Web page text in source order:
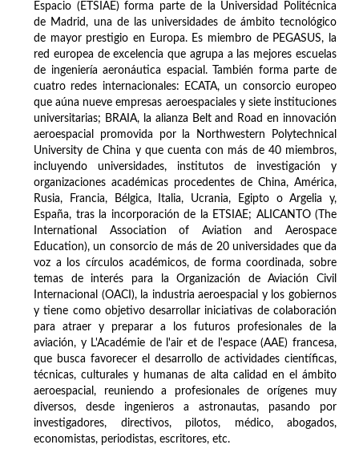
Espacio (ETSIAE) forma parte de la Universidad Politécnica
de Madrid, una de las universidades de ámbito tecnológico
de mayor prestigio en Europa. Es miembro de PEGASUS, la
red europea de excelencia que agrupa a las mejores escuelas
de ingeniería aeronáutica espacial. También forma parte de
cuatro redes internacionales: ECATA, un consorcio europeo
que aúna nueve empresas aeroespaciales y siete instituciones
universitarias; BRAIA, la alianza Belt and Road en innovación
aeroespacial promovida por la Northwestern Polytechnical
University de China y que cuenta con más de 40 miembros,
incluyendo universidades, institutos de investigación y
organizaciones académicas procedentes de China, América,
Rusia, Francia, Bélgica, Italia, Ucrania, Egipto o Argelia y,
España, tras la incorporación de la ETSIAE; ALICANTO (The
International Association of Aviation and Aerospace
Education), un consorcio de más de 20 universidades que da
voz a los círculos académicos, de forma coordinada, sobre
temas de interés para la Organización de Aviación Civil
Internacional (OACI), la industria aeroespacial y los gobiernos
y tiene como objetivo desarrollar iniciativas de colaboración
para atraer y preparar a los futuros profesionales de la
aviación, y L'Académie de l'air et de l'espace (AAE) francesa,
que busca favorecer el desarrollo de actividades científicas,
técnicas, culturales y humanas de alta calidad en el ámbito
aeroespacial, reuniendo a profesionales de orígenes muy
diversos, desde ingenieros a astronautas, pasando por
investigadores, directivos, pilotos, médico, abogados,
economistas, periodistas, escritores, etc.